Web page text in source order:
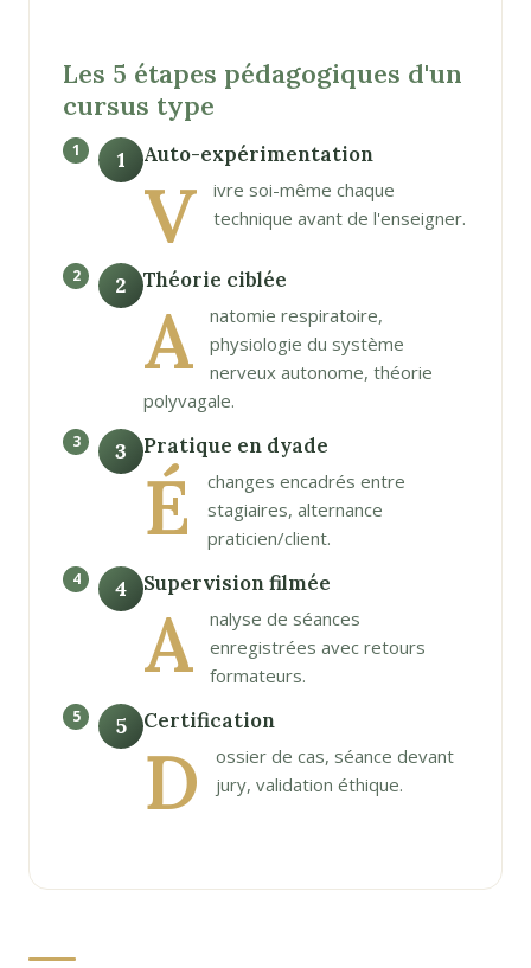
Les 5 étapes pédagogiques d'un
cursus type
1 Auto-expérimentation
V
ivre soi-même chaque
technique avant de l'enseigner.
2 Théorie ciblée
A
natomie respiratoire,
physiologie du système
nerveux autonome, théorie
polyvagale.
3 Pratique en dyade
É
changes encadrés entre
stagiaires, alternance
praticien/client.
4 Supervision filmée
A
nalyse de séances
enregistrées avec retours
formateurs.
5 Certification
D
ossier de cas, séance devant
jury, validation éthique.